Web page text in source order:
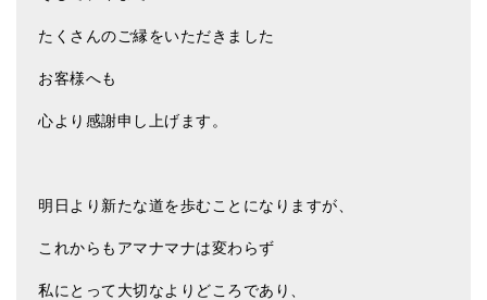
たくさんのご縁をいただきました
お客様へも
心より感謝申し上げます。
明日より新たな道を歩むことになりますが、
これからもアマナマナは変わらず
私にとって大切なよりどころであり、